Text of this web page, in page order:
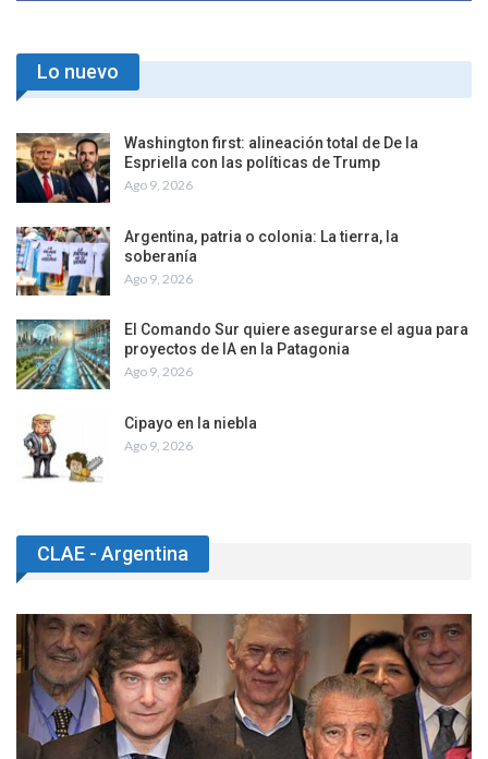
Lo nuevo
Washington first: alineación total de De la
Espriella con las políticas de Trump
Ago 9, 2026
Argentina, patria o colonia: La tierra, la
soberanía
Ago 9, 2026
El Comando Sur quiere asegurarse el agua para
proyectos de IA en la Patagonia
Ago 9, 2026
Cipayo en la niebla
Ago 9, 2026
CLAE - Argentina